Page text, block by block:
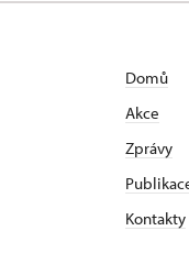
Domů
Akce
Zprávy
Kontakty